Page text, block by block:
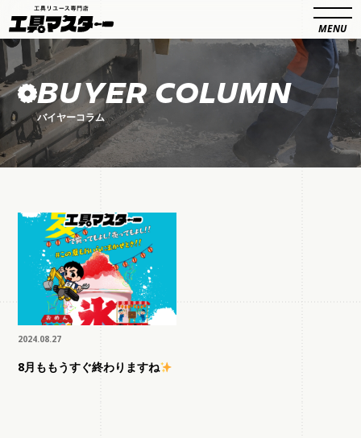
BUYER COLUMN
バイヤーコラム
2024.08.27
8月ももうすぐ終わりますね